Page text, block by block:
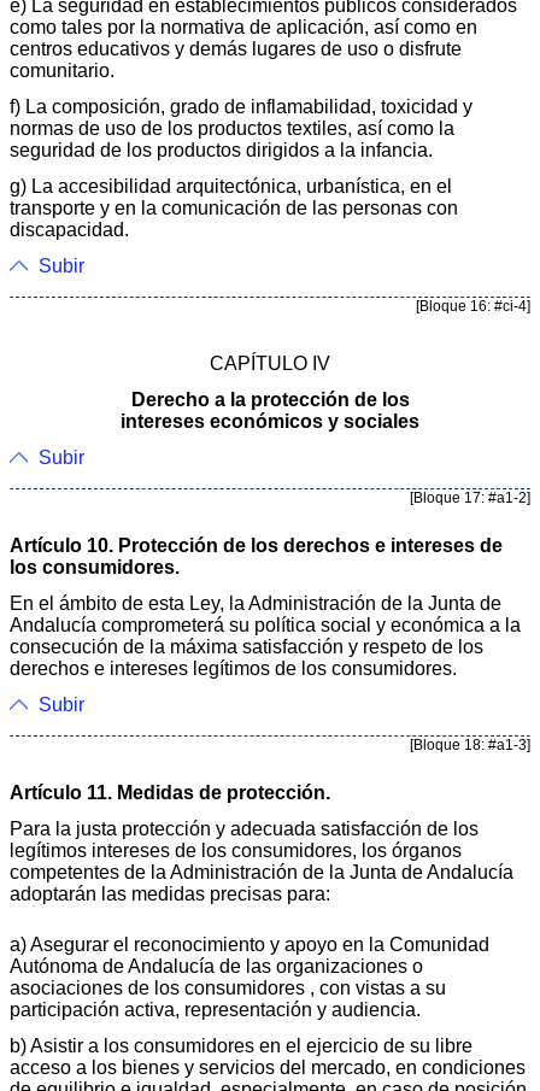
e) La seguridad en establecimientos públicos considerados
como tales por la normativa de aplicación, así como en
centros educativos y demás lugares de uso o disfrute
comunitario.
f) La composición, grado de inflamabilidad, toxicidad y
normas de uso de los productos textiles, así como la
seguridad de los productos dirigidos a la infancia.
g) La accesibilidad arquitectónica, urbanística, en el
transporte y en la comunicación de las personas con
discapacidad.
Subir
[Bloque 16: #ci-4]
CAPÍTULO IV
Derecho a la protección de los
intereses económicos y sociales
Subir
[Bloque 17: #a1-2]
Artículo 10. Protección de los derechos e intereses de
los consumidores.
En el ámbito de esta Ley, la Administración de la Junta de
Andalucía comprometerá su política social y económica a la
consecución de la máxima satisfacción y respeto de los
derechos e intereses legítimos de los consumidores.
Subir
[Bloque 18: #a1-3]
Artículo 11. Medidas de protección.
Para la justa protección y adecuada satisfacción de los
legítimos intereses de los consumidores, los órganos
competentes de la Administración de la Junta de Andalucía
adoptarán las medidas precisas para:
a) Asegurar el reconocimiento y apoyo en la Comunidad
Autónoma de Andalucía de las organizaciones o
asociaciones de los consumidores , con vistas a su
participación activa, representación y audiencia.
b) Asistir a los consumidores en el ejercicio de su libre
acceso a los bienes y servicios del mercado, en condiciones